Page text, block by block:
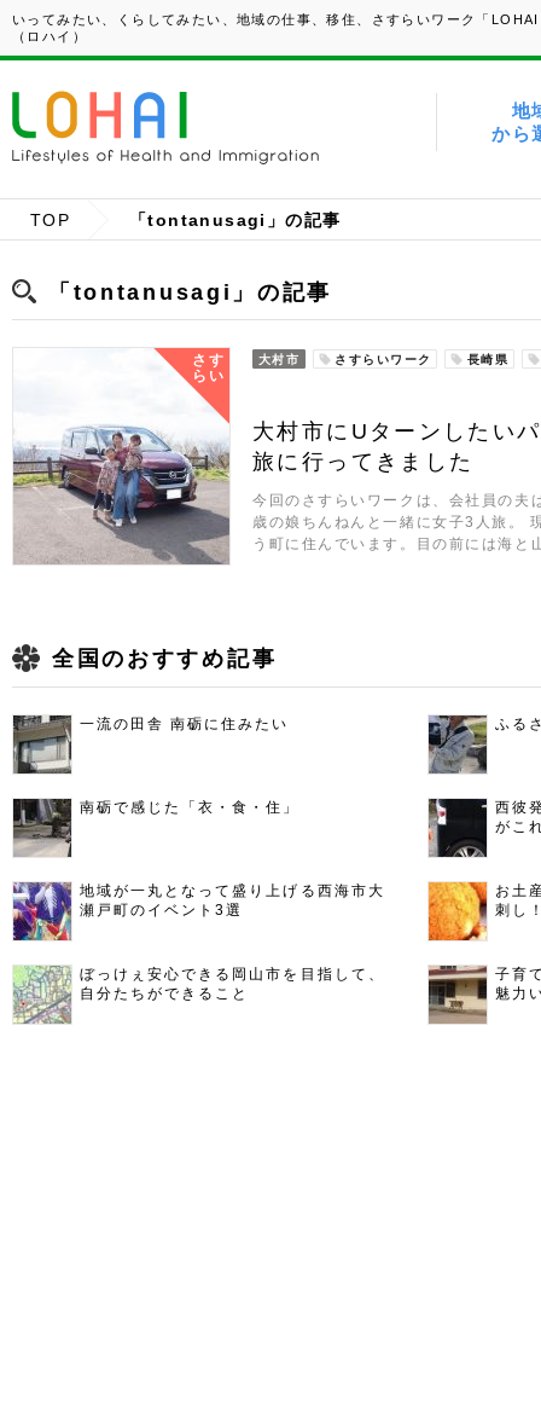
いってみたい、くらしてみたい、地域の仕事、移住、さすらいワーク「
（ロハイ）
地
から
TOP 「tontanusagi」の記事
「tontanusagi」の記事
さす
らい
大村市 さすらいワーク 長崎県
大村市にUターンしたい
旅に行ってきました
今回のさすらいワークは、会社員の夫
歳の娘ちんねんと一緒に女子3人旅。
う町に住んでいます。目の前には海
全国のおすすめ記事
一流の田舎 南砺に住みたい ふる
南砺で感じた「衣・食・住」
西彼
がこ
地域が一丸となって盛り上げる西海市大
瀬戸町のイベント3選
お土
刺し
ぼっけぇ安心できる岡山市を目指して、
自分たちができること
子育
魅力